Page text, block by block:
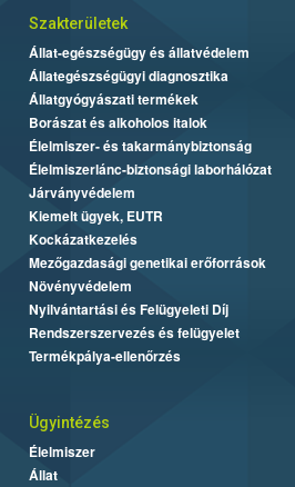
Szakterületek
Állat-egészségügy és állatvédelem
Állategészségügyi diagnosztika
Állatgyógyászati termékek
Borászat és alkoholos italok
Élelmiszer- és takarmánybiztonság
Élelmiszerlánc-biztonsági laborhálózat
Járványvédelem
Kiemelt ügyek, EUTR
Kockázatkezelés
Mezőgazdasági genetikai erőforrások
Növényvédelem
Nyilvántartási és Felügyeleti Díj
Rendszerszervezés és felügyelet
Termékpálya-ellenőrzés
Ügyintézés
Élelmiszer
Állat